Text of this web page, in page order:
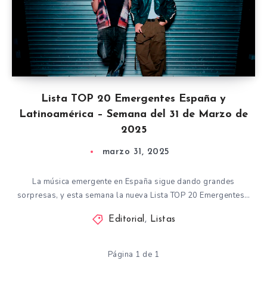
Lista TOP 20 Emergentes España y
Latinoamérica – Semana del 31 de Marzo de
2025
marzo 31, 2025
La música emergente en España sigue dando grandes
sorpresas, y esta semana la nueva Lista TOP 20 Emergentes…
Editorial, Listas
Página 1 de 1